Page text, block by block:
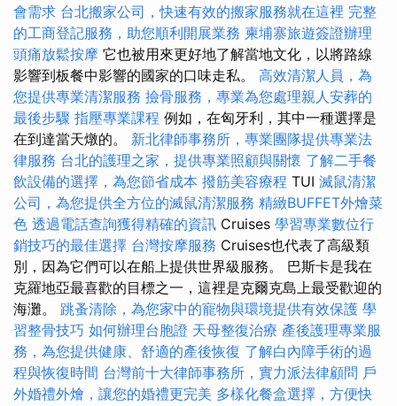
會需求 台北搬家公司，快速有效的搬家服務就在這裡 完整
的工商登記服務，助您順利開展業務 柬埔寨旅遊簽證辦理
頭痛放鬆按摩 它也被用來更好地了解當地文化，以將路線
影響到板餐中影響的國家的口味走私。 高效清潔人員，為
您提供專業清潔服務 撿骨服務，專業為您處理親人安葬的
最後步驟 指壓專業課程 例如，在匈牙利，其中一種選擇是
在到達當天燉的。 新北律師事務所，專業團隊提供專業法
律服務 台北的護理之家，提供專業照顧與關懷 了解二手餐
飲設備的選擇，為您節省成本 撥筋美容療程 TUI 滅鼠清潔
公司，為您提供全方位的滅鼠清潔服務 精緻BUFFET外燴菜
色 透過電話查詢獲得精確的資訊 Cruises 學習專業數位行
銷技巧的最佳選擇 台灣按摩服務 Cruises也代表了高級類
別，因為它們可以在船上提供世界級服務。 巴斯卡是我在
克羅地亞最喜歡的目標之一，這裡是克爾克島上最受歡迎的
海灘。 跳蚤清除，為您家中的寵物與環境提供有效保護 學
習整骨技巧 如何辦理台胞證 天母整復治療 產後護理專業服
務，為您提供健康、舒適的產後恢復 了解白內障手術的過
程與恢復時間 台灣前十大律師事務所，實力派法律顧問 戶
外婚禮外燴，讓您的婚禮更完美 多樣化餐盒選擇，方便快